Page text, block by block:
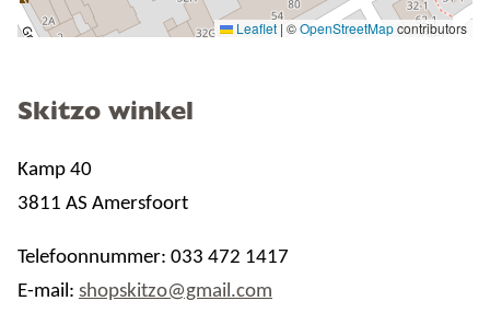
Leaflet | ©OpenStreetMapcontributors
Skitzo winkel
Kamp 40
3811 AS Amersfoort
Telefoonnummer: 033 472 1417
E-mail: shopskitzo@gmail.com